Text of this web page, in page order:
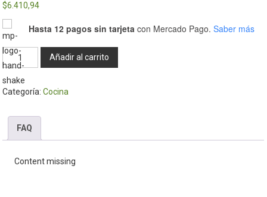
$6.410,94
Hasta 12 pagos sin tarjeta con Mercado Pago. Saber más
Premezcla
para
croquetas
200gr
-
Mole
Añadir al carrito
Categoría:Cocina
FAQ
Content missing